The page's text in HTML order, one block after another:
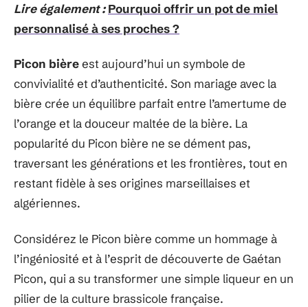
Lire également : Pourquoi offrir un pot de miel
personnalisé à ses proches ?
Picon bièreest aujourd’hui un symbole de
convivialité et d’authenticité. Son mariage avec la
bière crée un équilibre parfait entre l’amertume de
l’orange et la douceur maltée de la bière. La
popularité du Picon bière ne se dément pas,
traversant les générations et les frontières, tout en
restant fidèle à ses origines marseillaises et
algériennes.
Considérez le Picon bière comme un hommage à
l’ingéniosité et à l’esprit de découverte de Gaétan
Picon, qui a su transformer une simple liqueur en un
pilier de la culture brassicole française.